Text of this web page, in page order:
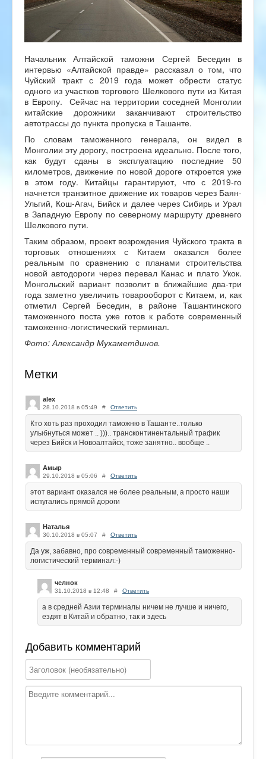
Начальник Алтайской таможни Сергей Беседин в
интервью «Алтайской правде» рассказал о том, что
Чуйский тракт с 2019 года может обрести статус
одного из участков торгового Шелкового пути из Китая
в Европу. Сейчас на территории соседней Монголии
китайские дорожники заканчивают строительство
автотрассы до пункта пропуска в Ташанте.
По словам таможенного генерала, он видел в
Монголии эту дорогу, построена идеально. После того,
как будут сданы в эксплуатацию последние 50
километров, движение по новой дороге откроется уже
в этом году. Китайцы гарантируют, что с 2019-го
начнется транзитное движение их товаров через Баян-
Ульгий, Кош-Агач, Бийск и далее через Сибирь и Урал
в Западную Европу по северному маршруту древнего
Шелкового пути.
Таким образом, проект возрождения Чуйского тракта в
торговых отношениях с Китаем оказался более
реальным по сравнению с планами строительства
новой автодороги через перевал Канас и плато Укок.
Монгольский вариант позволит в ближайшие два-три
года заметно увеличить товарооборот с Китаем, и, как
отметил Сергей Беседин, в районе Ташантинского
таможенного поста уже готов к работе современный
таможенно-логистический терминал.
Фото: Александр Мухаметдинов.
Метки
alex
28.10.2018 в 05:49 # Ответить
Кто хоть раз проходил таможню в Ташанте..только
улыбнуться может .. ))).. трансконтинентальный трафик
через Бийск и Новоалтайск, тоже занятно.. вообще ..
Амыр
29.10.2018 в 05:06 # Ответить
этот вариант оказался не более реальным, а просто наши
испугались прямой дороги
Наталья
30.10.2018 в 05:07 # Ответить
Да уж, забавно, про современный современный таможенно-
логистический терминал:-)
челнок
31.10.2018 в 12:48 # Ответить
а в средней Азии терминалы ничем не лучше и ничего,
ездят в Китай и обратно, так и здесь
Добавить комментарий